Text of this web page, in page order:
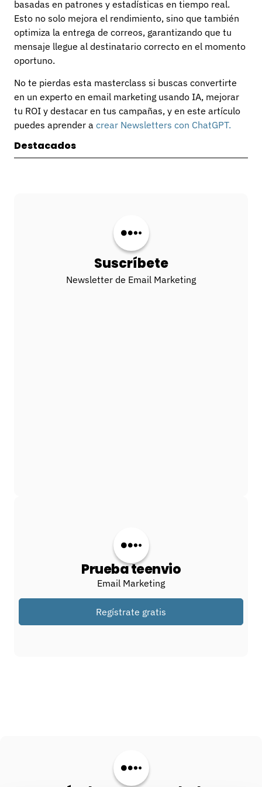
basadas en patrones y estadísticas en tiempo real.
Esto no solo mejora el rendimiento, sino que también
optimiza la entrega de correos, garantizando que tu
mensaje llegue al destinatario correcto en el momento
oportuno.
No te pierdas esta masterclass si buscas convertirte
en un experto en email marketing usando IA, mejorar
tu ROI y destacar en tus campañas, y en este artículo
puedes aprender a crear Newsletters con ChatGPT.
Destacados
Suscríbete
Newsletter de Email Marketing
Prueba teenvio
Email Marketing
Regístrate gratis